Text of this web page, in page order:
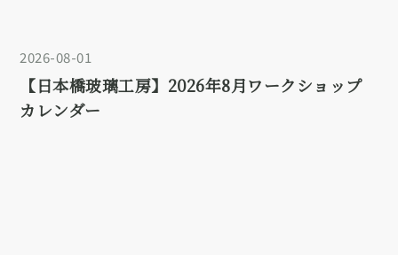
2026-08-01
【日本橋玻璃工房】2026年8月ワークショップ
カレンダー